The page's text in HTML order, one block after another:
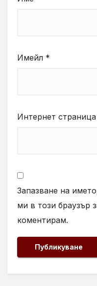
Имейл *
Интернет страница
Запазване на
ми в този браузър
коментирам.